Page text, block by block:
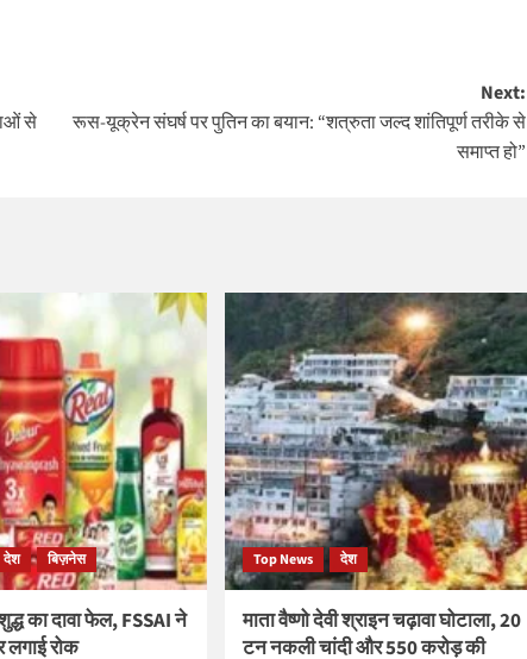
से
Next:
रूस-यूक्रेन संघर्ष पर पुतिन का बयान: “शत्रुता जल्द शांतिपूर्ण तरीके से
समाप्त हो”
देश बिज़नेस
का दावा फेल, FSSAI ने
लगाई रोक
Top News देश
माता वैष्णो देवी श्राइन चढ़ावा घोटाला, 20
टन नकली चांदी और 550 करोड़ की